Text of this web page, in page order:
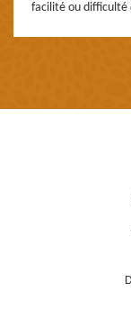
facilité ou difficulté